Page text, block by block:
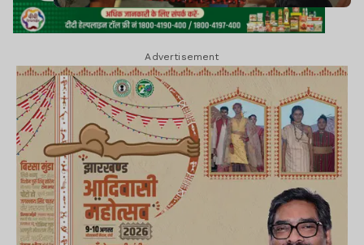
Advertisement